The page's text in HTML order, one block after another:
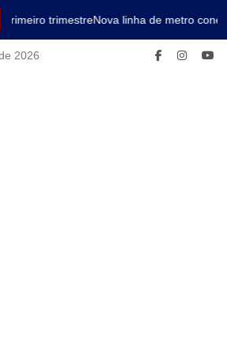
trimestreNova linha de metro
2026